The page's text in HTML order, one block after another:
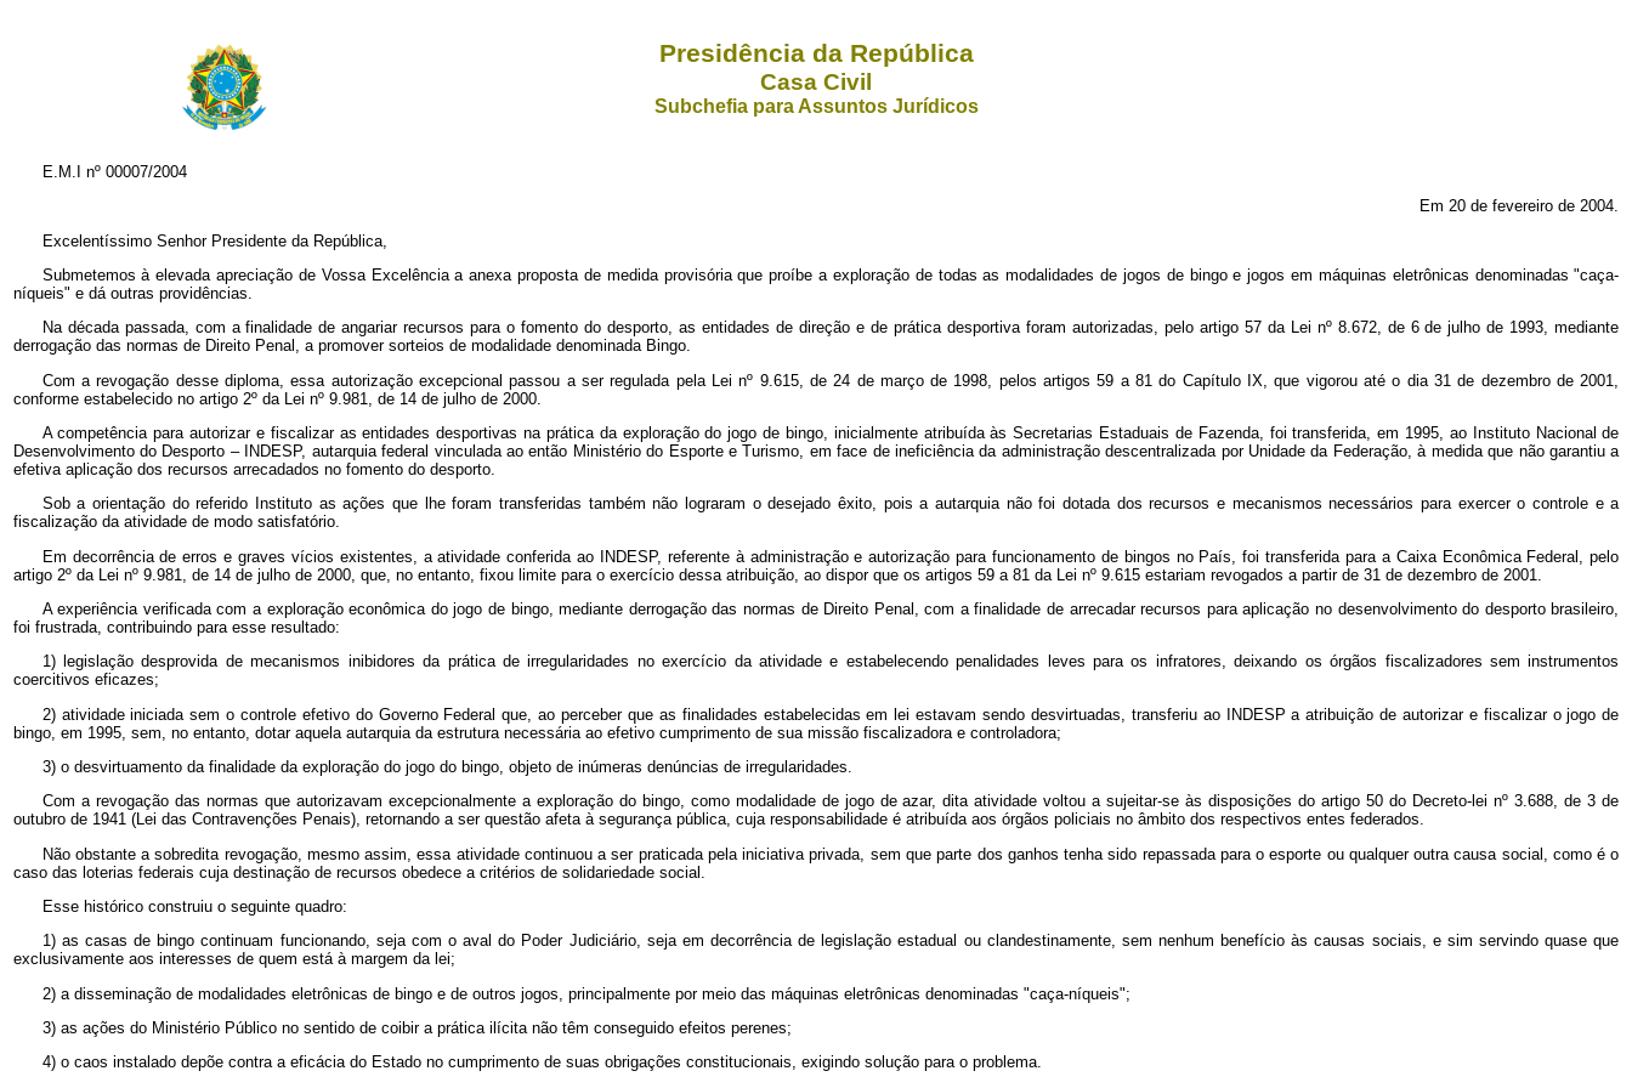
Presidência da República
Casa Civil
Subchefia para Assuntos Jurídicos
E.M.I nº 00007/2004
Em 20 de fevereiro de 2004.
Excelentíssimo Senhor Presidente da República,
Submetemos à elevada apreciação de Vossa Excelência a anexa proposta de medida provisória que proíbe a exploração de todas as modalidades de jogos de bingo e jogos em máquinas eletrônicas denominadas "caça-
níqueis" e dá outras providências.
Na década passada, com a finalidade de angariar recursos para o fomento do desporto, as entidades de direção e de prática desportiva foram autorizadas, pelo artigo 57 da Lei nº 8.672, de 6 de julho de 1993, mediante
derrogação das normas de Direito Penal, a promover sorteios de modalidade denominada Bingo.
Com a revogação desse diploma, essa autorização excepcional passou a ser regulada pela Lei nº 9.615, de 24 de março de 1998, pelos artigos 59 a 81 do Capítulo IX, que vigorou até o dia 31 de dezembro de 2001,
conforme estabelecido no artigo 2º da Lei nº 9.981, de 14 de julho de 2000.
A competência para autorizar e fiscalizar as entidades desportivas na prática da exploração do jogo de bingo, inicialmente atribuída às Secretarias Estaduais de Fazenda, foi transferida, em 1995, ao Instituto Nacional de
Desenvolvimento do Desporto – INDESP, autarquia federal vinculada ao então Ministério do Esporte e Turismo, em face de ineficiência da administração descentralizada por Unidade da Federação, à medida que não garantiu a
efetiva aplicação dos recursos arrecadados no fomento do desporto.
Sob a orientação do referido Instituto as ações que lhe foram transferidas também não lograram o desejado êxito, pois a autarquia não foi dotada dos recursos e mecanismos necessários para exercer o controle e a
fiscalização da atividade de modo satisfatório.
Em decorrência de erros e graves vícios existentes, a atividade conferida ao INDESP, referente à administração e autorização para funcionamento de bingos no País, foi transferida para a Caixa Econômica Federal, pelo
artigo 2º da Lei nº 9.981, de 14 de julho de 2000, que, no entanto, fixou limite para o exercício dessa atribuição, ao dispor que os artigos 59 a 81 da Lei nº 9.615 estariam revogados a partir de 31 de dezembro de 2001.
A experiência verificada com a exploração econômica do jogo de bingo, mediante derrogação das normas de Direito Penal, com a finalidade de arrecadar recursos para aplicação no desenvolvimento do desporto brasileiro,
foi frustrada, contribuindo para esse resultado:
1) legislação desprovida de mecanismos inibidores da prática de irregularidades no exercício da atividade e estabelecendo penalidades leves para os infratores, deixando os órgãos fiscalizadores sem instrumentos
coercitivos eficazes;
2) atividade iniciada sem o controle efetivo do Governo Federal que, ao perceber que as finalidades estabelecidas em lei estavam sendo desvirtuadas, transferiu ao INDESP a atribuição de autorizar e fiscalizar o jogo de
bingo, em 1995, sem, no entanto, dotar aquela autarquia da estrutura necessária ao efetivo cumprimento de sua missão fiscalizadora e controladora;
3) o desvirtuamento da finalidade da exploração do jogo do bingo, objeto de inúmeras denúncias de irregularidades.
Com a revogação das normas que autorizavam excepcionalmente a exploração do bingo, como modalidade de jogo de azar, dita atividade voltou a sujeitar-se às disposições do artigo 50 do Decreto-lei nº3.688, de 3 de
outubro de 1941 (Lei das Contravenções Penais), retornando a ser questão afeta à segurança pública, cuja responsabilidade é atribuída aos órgãos policiais no âmbito dos respectivos entes federados.
Não obstante a sobredita revogação, mesmo assim, essa atividade continuou a ser praticada pela iniciativa privada, sem que parte dos ganhos tenha sido repassada para o esporte ou qualquer outra causa social, como é o
caso das loterias federais cuja destinação de recursos obedece a critérios de solidariedade social.
Esse histórico construiu o seguinte quadro:
1) as casas de bingo continuam funcionando, seja com o aval do Poder Judiciário, seja em decorrência de legislação estadual ou clandestinamente, sem nenhum benefício às causas sociais, e sim servindo quase que
exclusivamente aos interesses de quem está à margem da lei;
2) a disseminação de modalidades eletrônicas de bingo e de outros jogos, principalmente por meio das máquinas eletrônicas denominadas "caça-níqueis";
3) as ações do Ministério Público no sentido de coibir a prática ilícita não têm conseguido efeitos perenes;
4) o caos instalado depõe contra a eficácia do Estado no cumprimento de suas obrigações constitucionais, exigindo solução para o problema.